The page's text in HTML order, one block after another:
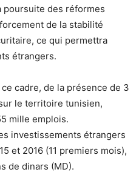
poursuite des réformes
de la stabilité
ce qui permettra
étrangers.
cadre, de la présence de 3
le territoire tunisien,
mille emplois.
investissements étrangers
et 2016 (11 premiers mois),
de dinars (MD).